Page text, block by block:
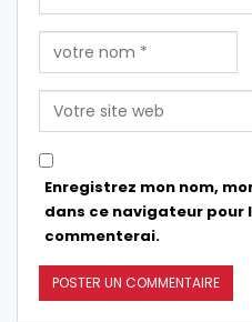
Enregistrez mon nom,
dans ce navigateur pour
commenterai.